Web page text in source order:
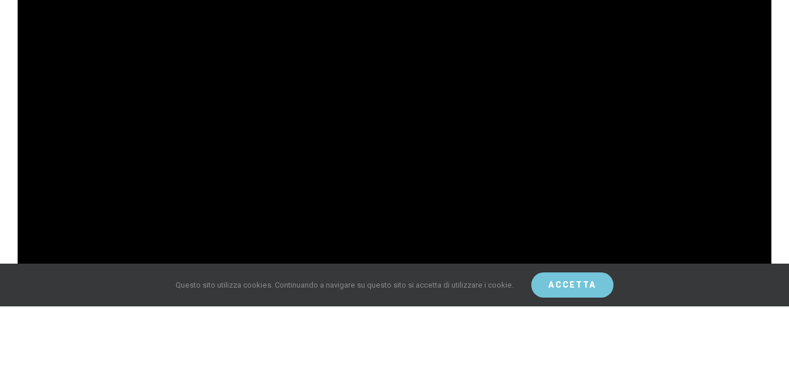
Questo sito utilizza cookies. Continuando a navigare su questo sito si accetta di utilizzare i cookie. ACCETTA